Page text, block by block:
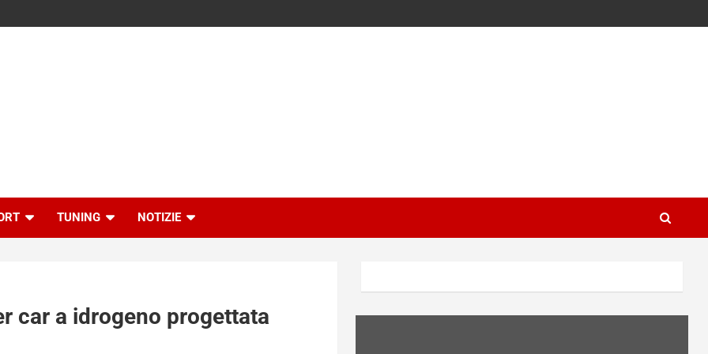
TUNING NOTIZIE
car a idrogeno progettata